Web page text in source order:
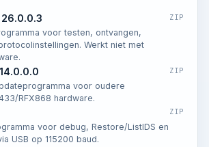
voor testen, ontvangen,
Werkt niet met
ZIP
voor oudere
RFX868 hardware.
ZIP
voor debug, Restore/ListIDS en
USB op 115200 baud.
ZIP